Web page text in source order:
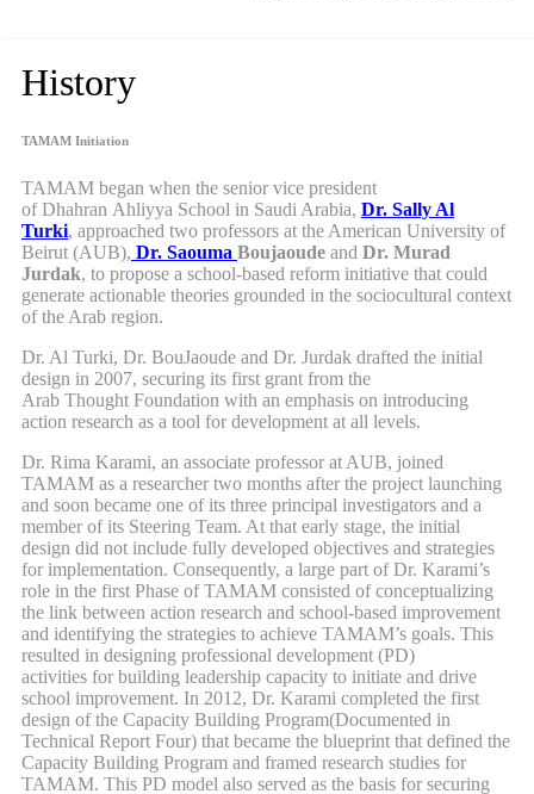
History
TAMAM Initiation
TAMAM began when the senior vice president
of Dhahran Ahliyya School in Saudi Arabia, Dr. Sally Al
Turki, approached two professors at the American University of
Beirut (AUB), Dr. Saouma Boujaoude and Dr. Murad
Jurdak, to propose a school-based reform initiative that could
generate actionable theories grounded in the sociocultural context
of the Arab region.
Dr. Al Turki, Dr. BouJaoude and Dr. Jurdak drafted the initial
design in 2007, securing its first grant from the
Arab Thought Foundation with an emphasis on introducing
action research as a tool for development at all levels.
Dr. Rima Karami, an associate professor at AUB, joined
TAMAM as a researcher two months after the project launching
and soon became one of its three principal investigators and a
member of its Steering Team. At that early stage, the initial
design did not include fully developed objectives and strategies
for implementation. Consequently, a large part of Dr. Karami’s
role in the first Phase of TAMAM consisted of conceptualizing
the link between action research and school-based improvement
and identifying the strategies to achieve TAMAM’s goals. This
resulted in designing professional development (PD)
activities for building leadership capacity to initiate and drive
school improvement. In 2012, Dr. Karami completed the first
design of the Capacity Building Program(Documented in
Technical Report Four) that became the blueprint that defined the
Capacity Building Program and framed research studies for
TAMAM. This PD model also served as the basis for securing